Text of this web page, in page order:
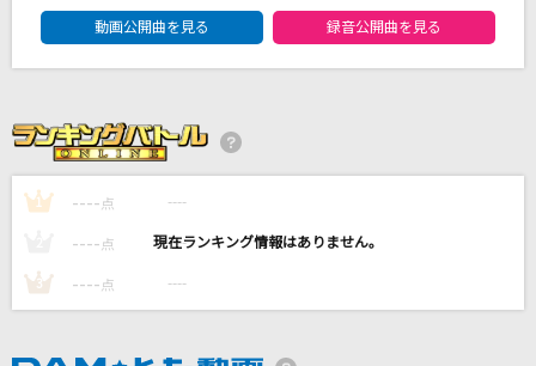
[生音]I LOVE YOU
あさみ ちゆき
Get Wild
TM NETWORK(TMN)
恋する惑星「アナタ」
DAM★ともボーカルエントリーランキング
動画公開曲を見る
録音公開曲を見る
1 ---- 点 ----
---- 点 ----
3 ---- 点 ----